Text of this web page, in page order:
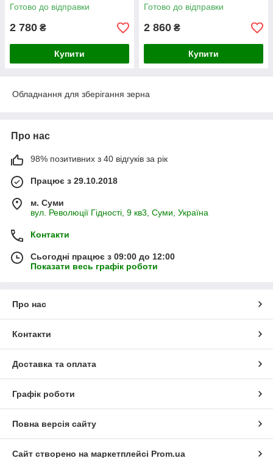
Готово до відправки
2 780 ₴
Купити
Готово до відправки
2 860 ₴
Купити
Обладнання для зберігання зерна
Про нас
98% позитивних з 40 відгуків за рік
Працює з 29.10.2018
м. Суми
вул. Революції Гідності, 9 кв3, Суми, Україна
Контакти
Сьогодні працює з 09:00 до 12:00
Показати весь графік роботи
Про нас
Контакти
Доставка та оплата
Графік роботи
Повна версія сайту
Сайт створено на маркетплейсі Prom.ua